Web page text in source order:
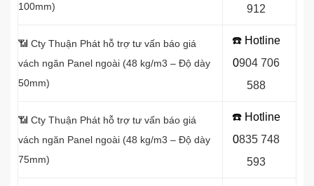
100mm)
912
📶 Cty Thuận Phát hỗ trợ tư vấn báo giá
vách ngăn Panel ngoài (48 kg/m3 – Độ dày
50mm)
☎️ Hotline
0904 706
588
📶 Cty Thuận Phát hỗ trợ tư vấn báo giá
vách ngăn Panel ngoài (48 kg/m3 – Độ dày
75mm)
☎️ Hotline
0835 748
593